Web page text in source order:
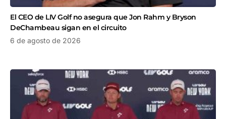
El CEO de LIV Golf no asegura que Jon Rahm y Bryson
DeChambeau sigan en el circuito
6 de agosto de 2026